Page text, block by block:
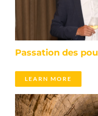
Passation des
LEARN MORE